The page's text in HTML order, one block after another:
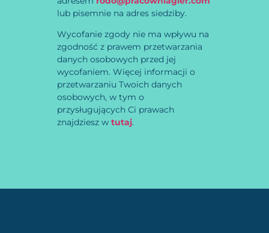
lub pisemnie na adres siedziby.
Wycofanie zgody nie ma wpływu na
zgodność z prawem przetwarzania
danych osobowych przed jej
wycofaniem. Więcej informacji o
przetwarzaniu Twoich danych
osobowych, w tym o
przysługujących Ci prawach
znajdziesz w tutaj.